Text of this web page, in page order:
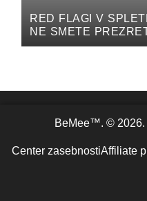
RED FLAGI V
NE SMETE
BeMee™. © 2026.
Center zasebnostiAffiliate